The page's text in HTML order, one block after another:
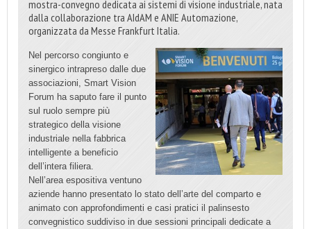
mostra-convegno dedicata ai sistemi di visione industriale, nata
dalla collaborazione tra AIdAM e ANIE Automazione,
organizzata da Messe Frankfurt Italia.
Nel percorso congiunto e
sinergico intrapreso dalle due
associazioni, Smart Vision
Forum ha saputo fare il punto
sul ruolo sempre più
strategico della visione
industriale nella fabbrica
intelligente a beneficio
dell’intera filiera.
Nell’area espositiva ventuno
aziende hanno presentato lo stato dell’arte del comparto e
animato con approfondimenti e casi pratici il palinsesto
convegnistico suddiviso in due sessioni principali dedicate a